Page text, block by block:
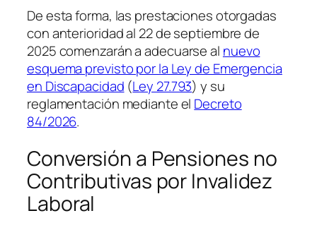
De esta forma, las prestaciones otorgadas
con anterioridad al 22 de septiembre de
2025 comenzarán a adecuarse al nuevo
esquema previsto por la Ley de Emergencia
en Discapacidad (Ley 27.793) y su
reglamentación mediante el Decreto
84/2026.
Conversión a Pensiones no
Contributivas por Invalidez
Laboral